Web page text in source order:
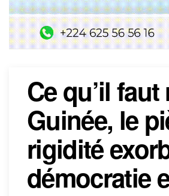
Ce qu’il
Guinée, le
rigidité
démocratie